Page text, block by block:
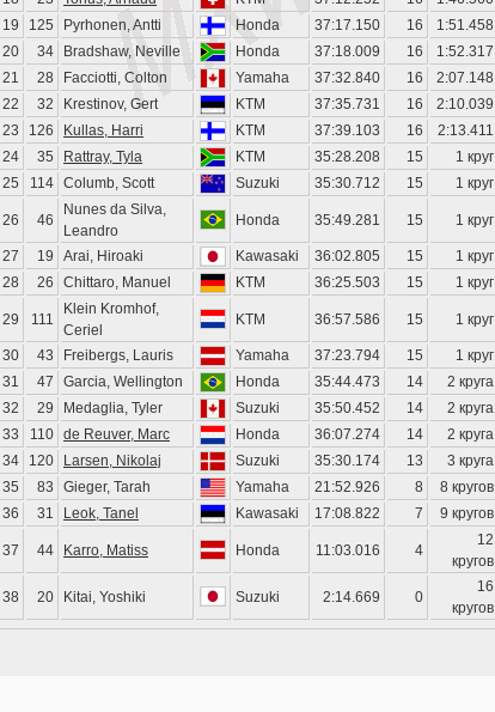
19
125 Pyrhonen, Antti Honda 37:17.150 16 1:51.458
20
34 Bradshaw, Neville Honda 37:18.009 16 1:52.317
21
28 Facciotti, Colton Yamaha 37:32.840 16 2:07.148
22
32 Krestinov, Gert KTM 37:35.731 16 2:10.039
23
126 Kullas, Harri KTM 37:39.103 16 2:13.411
24
35 Rattray, Tyla KTM 35:28.208 15 1 круг
25
114 Columb, Scott Suzuki 35:30.712 15 1 круг
26 46
Nunes da Silva,
Leandro
Honda 35:49.281 15 1 круг
27 19 Arai, Hiroaki Kawasaki 36:02.805 15 1 круг
28
26 Chittaro, Manuel KTM 36:25.503 15 1 круг
29 111
Klein Kromhof,
Ceriel
KTM 36:57.586 15 1 круг
30 43 Freibergs, Lauris Yamaha 37:23.794 15 1 круг
31
47 Garcia, Wellington Honda 35:44.473 14 2 круга
32
29 Medaglia, Tyler Suzuki 35:50.452 14 2 круга
33
110 de Reuver, Marc Honda 36:07.274 14 2 круга
34
120 Larsen, Nikolaj Suzuki 35:30.174 13 3 круга
35
83 Gieger, Tarah Yamaha 21:52.926 8 8 кругов
36
31 Leok, Tanel Kawasaki 17:08.822 7 9 кругов
37 44 Karro, Matiss Honda 11:03.016 4
12
кругов
38 20 Kitai, Yoshiki Suzuki 2:14.669 0
16
кругов